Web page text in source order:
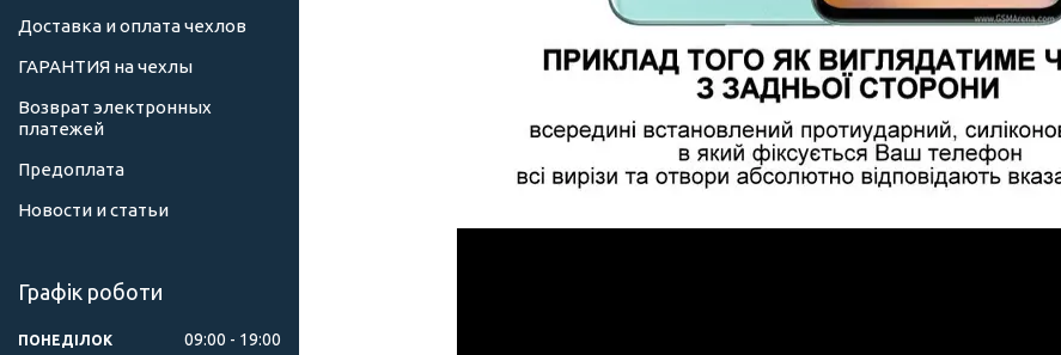
Доставка и оплата чехлов
ГАРАНТИЯ на чехлы
Возврат электронных
платежей
Предоплата
Новости и статьи
Графік роботи
ПОНЕДІЛОК 09:00 19:00